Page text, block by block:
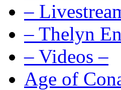
–
– Thelyn
– Videos –
Age of